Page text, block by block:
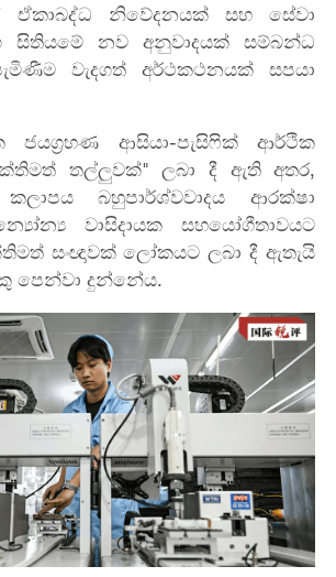
ඒකාබද්ධ නිවේදනයක් සහ සේවා
සිතියමේ නව අනුවාදයක් සම්බන්ධ
වැදගත් අර්ථකථනයක් සපයා
ජයග්‍රහණ ආසියා-පැසිෆික් ආර්ථික
තල්ලුවක්" ලබා දී ඇති අතර,
බහුපාර්ශ්වවාදය ආරක්ෂා
වාසිදායක සහයෝගීතාවයට
සංඥාවක් ලෝකයට ලබා දී ඇතැයි
පෙන්වා දුන්නේය.